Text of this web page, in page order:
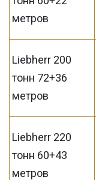
метров
Liebherr 200
тонн 72+36
метров
Liebherr 220
тонн 60+43
метров